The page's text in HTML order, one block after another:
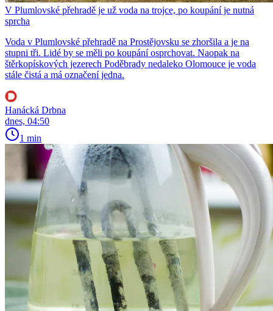
V Plumlovské přehradě je už voda na trojce, po koupání je nutná
sprcha
Voda v Plumlovské přehradě na Prostějovsku se zhoršila a je na
stupni tři. Lidé by se měli po koupání osprchovat. Naopak na
štěrkopískových jezerech Poděbrady nedaleko Olomouce je voda
stále čistá a má označení jedna.
Hanácká Drbna
dnes, 04:50
1 min